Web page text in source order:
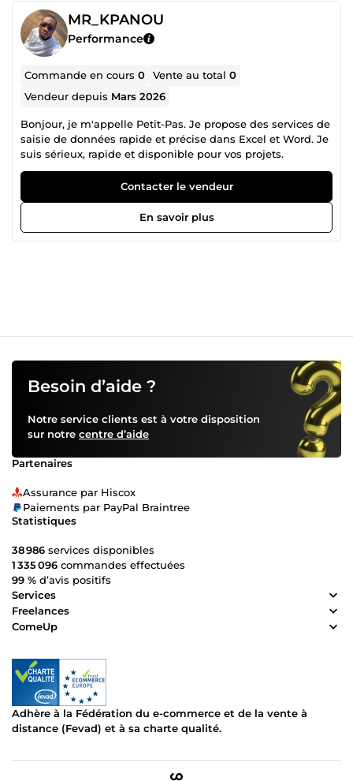
MR_KPANOU
Performance
Commande en cours0 Vente au total0
Vendeur depuis Mars 2026
Bonjour, je m'appelle Petit-Pas. Je propose des services de
saisie de données rapide et précise dans Excel et Word. Je
suis sérieux, rapide et disponible pour vos projets.
Contacter le vendeur
En savoir plus
Besoin d’aide ?
Notre service clients est à votre disposition
sur notre centre d’aide
Partenaires
Assurance par Hiscox
Paiements par PayPal Braintree
Statistiques
38 986 services disponibles
1 335 096 commandes effectuées
99 % d’avis positifs
Services
Freelances
ComeUp
Adhère à la Fédération du e-commerce et de la vente à
distance (Fevad) et à sa charte qualité.